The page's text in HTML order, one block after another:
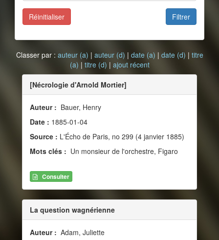
Filtrer
Réinitialiser
Classer par : auteur (a) | auteur (d) | date (a) | date (d) | titre
(a) | titre (d) | ajout récent
[Nécrologie d'Arnold Mortier]
Auteur : Bauer, Henry
Date : 1885-01-04
Source : L'Écho de Paris, no 299 (4 janvier 1885)
Mots clés : Un monsieur de l'orchestre, Figaro
Consulter
La question wagnérienne
Auteur : Adam, Juliette